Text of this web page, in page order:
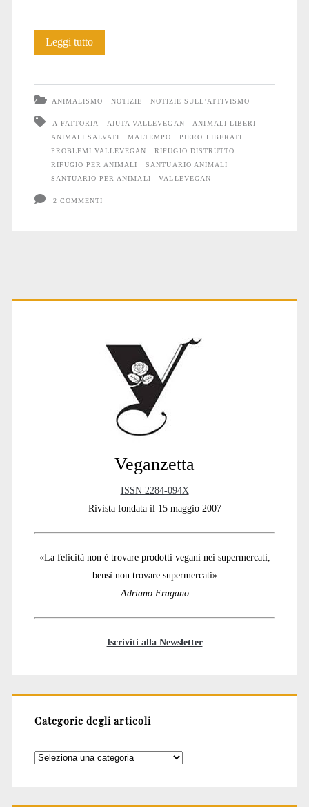
Leggi tuttoVallevegan
aiuto
ANIMALISMO NOTIZIE NOTIZIE SULL'ATTIVISMO
A-FATTORIA AIUTA VALLEVEGAN
ANIMALI LIBERI
ANIMALI SALVATI
MALTEMPO
PIERO LIBERATI
PROBLEMI VALLEVEGAN
RIFUGIO DISTRUTTO
RIFUGIO PER ANIMALI
SANTUARIO ANIMALI
SANTUARIO PER ANIMALI
VALLEVEGAN
2 COMMENTI
Primary
Veganzetta
ISSN 2284-094X
Rivista fondata il 15 maggio 2007
«La felicità non è trovare prodotti vegani nei supermercati,
bensì non trovare supermercati»
Adriano Fragano
Iscriviti alla Newsletter
Categorie degli articoli
Categorie